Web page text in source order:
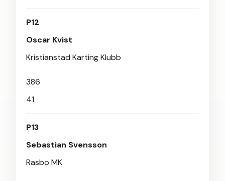
P12
Oscar Kvist
Kristianstad Karting Klubb
386
41
P13
Sebastian Svensson
Rasbo MK